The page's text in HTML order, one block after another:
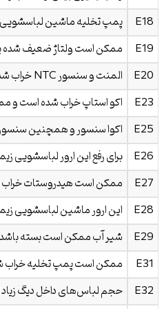
E18 پمپ تخلیه ماشین لباسشویی
E19
ممکن است ولتاژ ضعیف شده
E20 المنت و سنسور NTC خراب شده است. در اینصورت باید از یک تکنسین کمک گرفته و این قطعات را تعویض کنید.
E23 اکو استاپ خراب شده است و
E25 اکوا سنسور و همچنین
E26 برای رفع این ارور
E27 ممکن است هیدروستات خراب
E28 این ارور ماشین
E29 شیر آب ممکن است بسته
E31
ممکن است پمپ تخلیه خراب
E32 حجم لباس‌های داخل دیگ